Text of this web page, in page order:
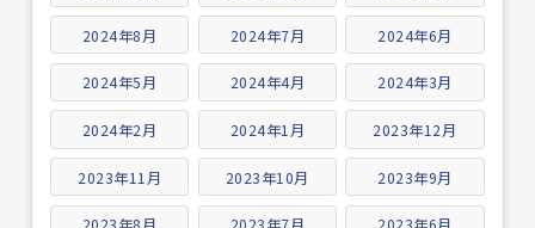
2024年8月 2024年7月 2024年6月
2024年5月 2024年4月 2024年3月
2024年2月 2024年1月 2023年12月
2023年11月 2023年10月 2023年9月